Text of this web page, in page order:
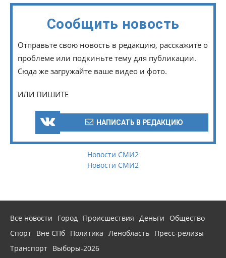
Сообщить новость
Отправьте свою новость в редакцию, расскажите о
проблеме или подкиньте тему для публикации.
Сюда же загружайте ваше видео и фото.
ИЛИ ПИШИТЕ
НАПИСАТЬ В РЕДАКЦИЮ
Новости СМИ2
Новости СМИ2
Все новости Город Происшествия Деньги
Общество
Спорт Вне СПб Политика Ленобласть Пресс-релизы
Транспорт Выборы-2026